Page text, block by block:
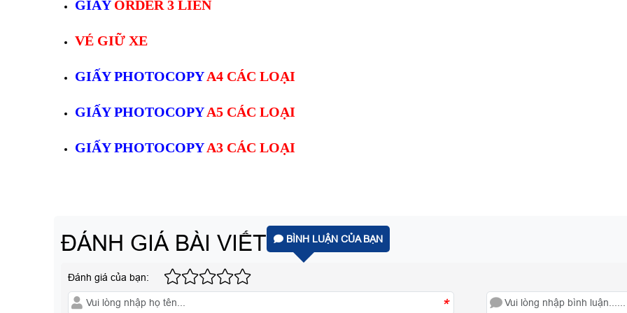
GIẤYORDER 3 LIÊN
VÉ GIỮ XE
GIẤY PHOTOCOPYA4 CÁC LOẠI
GIẤY PHOTOCOPYA5 CÁC LOẠI
GIẤY PHOTOCOPYA3 CÁC LOẠI
ĐÁNH GIÁ BÀI VIẾT BÌNH LUẬN CỦA BẠN
Đánh giá của bạn:
*